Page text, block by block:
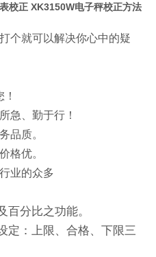
校正 XK3150W电子秤校正方法
个就可以解决你心中的疑
急、勤于行！
品质。
格优。
业的众多
百分比之功能。
定：上限 、合格、下限三